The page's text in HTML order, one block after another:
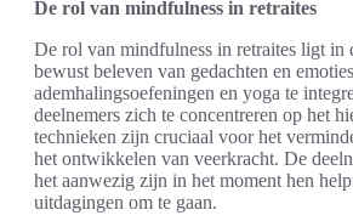
De rol van mindfulness in retraites
De rol van mindfulness in retraites ligt in
bewust beleven van gedachten en
ademhalingsoefeningen en yoga te
deelnemers zich te concentreren op het
technieken zijn cruciaal voor het
het ontwikkelen van veerkracht. De
het aanwezig zijn in het moment hen
uitdagingen om te gaan.